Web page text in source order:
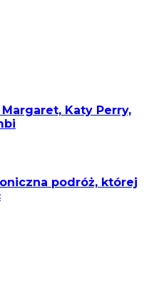
Katy Perry,
podróż, której